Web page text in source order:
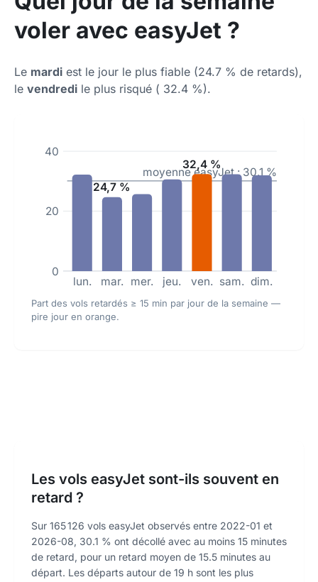
voler avec easyJet ?
Le mardi est le jour le plus fiable (24.7 % de retards),
le vendredi le plus risqué ( 32.4 %).
0
20
40
moyenne easyJet : 30.1 %
lun.
24,7 %
mar. mer. jeu.
32,4 %
ven. sam. dim.
Part des vols retardés ≥ 15 min par jour de la semaine —
pire jour en orange.
Les vols easyJet sont-ils souvent en
retard ?
Sur 165 126 vols easyJet observés entre 2022-01 et
2026-08, 30.1 % ont décollé avec au moins 15 minutes
de retard, pour un retard moyen de 15.5 minutes au
départ. Les départs autour de 19 h sont les plus